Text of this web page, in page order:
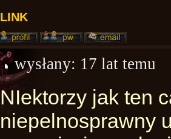
LINK
wysłany: 17 lat temu
NIektorzy jak ten
niepelnosprawny